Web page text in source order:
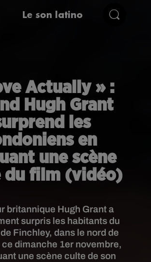
Le son latino
Actually » :
Hugh Grant
les
en
une scène
du film (vidéo)
britannique Hugh Grant a
surpris les habitants du
Finchley, dans le nord de
dimanche 1er novembre,
une scène culte de son